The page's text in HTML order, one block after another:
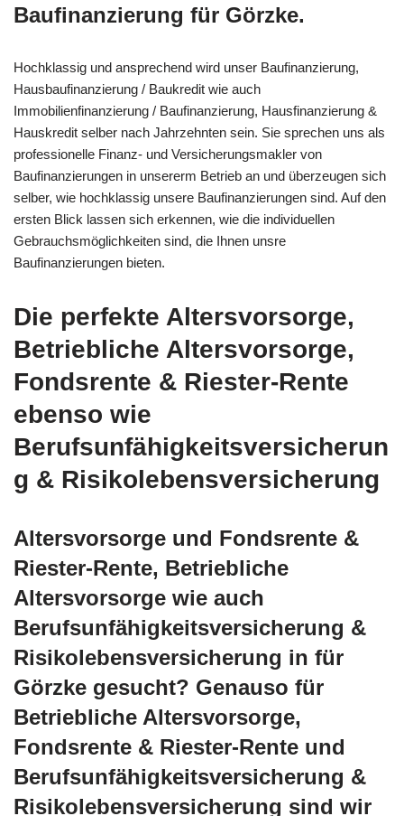
Baufinanzierung für Görzke.
Hochklassig und ansprechend wird unser Baufinanzierung,
Hausbaufinanzierung / Baukredit wie auch
Immobilienfinanzierung / Baufinanzierung, Hausfinanzierung &
Hauskredit selber nach Jahrzehnten sein. Sie sprechen uns als
professionelle Finanz- und Versicherungsmakler von
Baufinanzierungen in unsererm Betrieb an und überzeugen sich
selber, wie hochklassig unsere Baufinanzierungen sind. Auf den
ersten Blick lassen sich erkennen, wie die individuellen
Gebrauchsmöglichkeiten sind, die Ihnen unsre
Baufinanzierungen bieten.
Die perfekte Altersvorsorge,
Betriebliche Altersvorsorge,
Fondsrente & Riester-Rente
ebenso wie
Berufsunfähigkeitsversicherun
g & Risikolebensversicherung
Altersvorsorge und Fondsrente &
Riester-Rente, Betriebliche
Altersvorsorge wie auch
Berufsunfähigkeitsversicherung &
Risikolebensversicherung in für
Görzke gesucht? Genauso für
Betriebliche Altersvorsorge,
Fondsrente & Riester-Rente und
Berufsunfähigkeitsversicherung &
Risikolebensversicherung sind wir